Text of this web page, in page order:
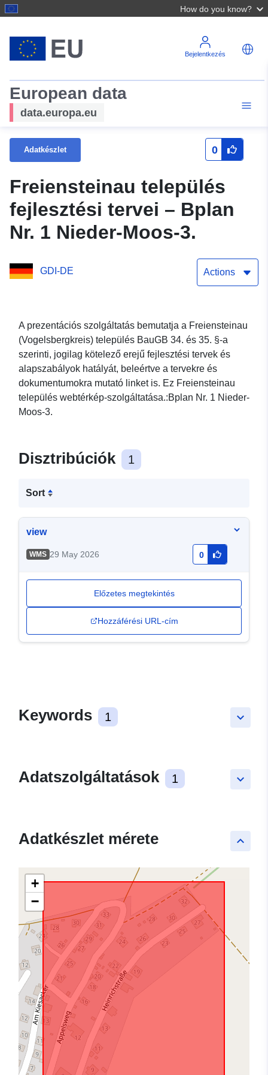
How do you know?
Bejelentkezés
European data
data.europa.eu
Adatkészlet 0
Freiensteinau település
fejlesztési tervei – Bplan
Nr. 1 Nieder-Moos-3.
GDI-DE Actions
A prezentációs szolgáltatás bemutatja a Freiensteinau
(Vogelsbergkreis) település BauGB 34. és 35. §-a
szerinti, jogilag kötelező erejű fejlesztési tervek és
alapszabályok hatályát, beleértve a tervekre és
dokumentumokra mutató linket is. Ez Freiensteinau
település webtérkép-szolgáltatása.:Bplan Nr. 1 Nieder-
Moos-3.
Disztribúciók 1
Sort
view
WMS 29 May 2026 0
Előzetes megtekintés
Hozzáférési URL-cím
keyboard_arrow_down
Keywords 1
keyboard_arrow_down
Adatszolgáltatások 1
keyboard_arrow_up
Adatkészlet mérete
+
−